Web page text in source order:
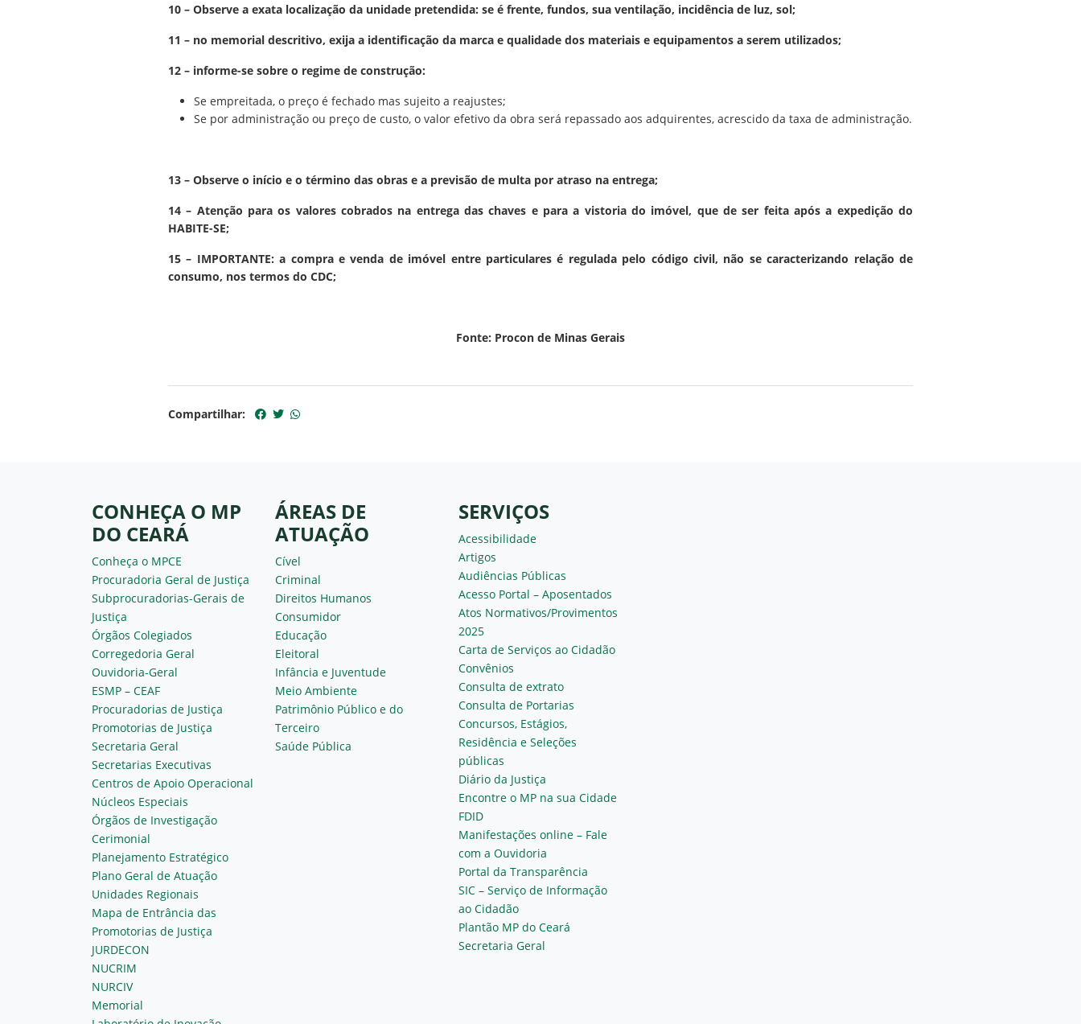
10 – Observe a exata localização da unidade pretendida: se é frente, fundos, sua ventilação, incidência de luz, sol;
11 – no memorial descritivo, exija a identificação da marca e qualidade dos materiais e equipamentos a serem utilizados;
12 – informe-se sobre o regime de construção:
Se empreitada, o preço é fechado mas sujeito a reajustes;
Se por administração ou preço de custo, o valor efetivo da obra será repassado aos adquirentes, acrescido da taxa de administração.
13 – Observe o início e o término das obras e a previsão de multa por atraso na entrega;
14 – Atenção para os valores cobrados na entrega das chaves e para a vistoria do imóvel, que de ser feita após a expedição do
HABITE-SE;
15 – IMPORTANTE: a compra e venda de imóvel entre particulares é regulada pelo código civil, não se caracterizando relação de
consumo, nos termos do CDC;
Fonte: Procon de Minas Gerais
Compartilhar:
CONHEÇA O MP
DO CEARÁ
Conheça o MPCE
Procuradoria Geral de Justiça
Subprocuradorias-Gerais de
Justiça
Órgãos Colegiados
Corregedoria Geral
Ouvidoria-Geral
ESMP – CEAF
Procuradorias de Justiça
Promotorias de Justiça
Secretaria Geral
Secretarias Executivas
Centros de Apoio Operacional
Núcleos Especiais
Órgãos de Investigação
Cerimonial
Planejamento Estratégico
Plano Geral de Atuação
Unidades Regionais
Mapa de Entrância das
Promotorias de Justiça
JURDECON
NUCRIM
NURCIV
Memorial
ÁREAS DE
ATUAÇÃO
Cível
Criminal
Direitos Humanos
Consumidor
Educação
Eleitoral
Infância e Juventude
Meio Ambiente
Patrimônio Público e do
Terceiro
Saúde Pública
SERVIÇOS
Acessibilidade
Artigos
Audiências Públicas
Acesso Portal – Aposentados
Atos Normativos/Provimentos
2025
Carta de Serviços ao Cidadão
Convênios
Consulta de extrato
Consulta de Portarias
Concursos, Estágios,
Residência e Seleções
públicas
Diário da Justiça
Encontre o MP na sua Cidade
FDID
Manifestações online – Fale
com a Ouvidoria
Portal da Transparência
SIC – Serviço de Informação
ao Cidadão
Plantão MP do Ceará
Secretaria Geral